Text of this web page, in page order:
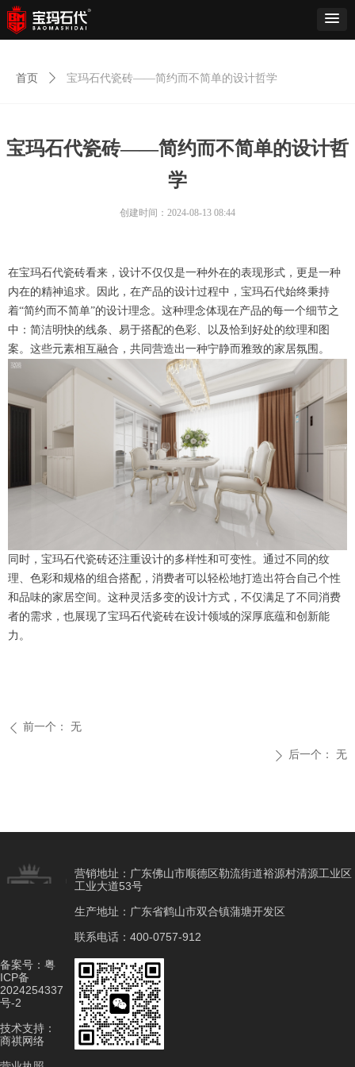
宝玛石代瓷砖——简约而不简单的设计哲
学
在宝玛石代瓷砖看来，设计不仅仅是一种外在的表现形式，更是一种
内在的精神追求。因此，在产品的设计过程中，宝玛石代始终秉持
着“简约而不简单”的设计理念。这种理念体现在产品的每一个细节之
中：简洁明快的线条、易于搭配的色彩、以及恰到好处的纹理和图
案。这些元素相互融合，共同营造出一种宁静而雅致的家居氛围。
同时，宝玛石代瓷砖还注重设计的多样性和可变性。通过不同的纹
理、色彩和规格的组合搭配，消费者可以轻松地打造出符合自己个性
和品味的家居空间。这种灵活多变的设计方式，不仅满足了不同消费
者的需求，也展现了宝玛石代瓷砖在设计领域的深厚底蕴和创新能
力。
首页 ꄲ 宝玛石代瓷砖——简约而不简单的设计哲学
创建时间： 2024-08-13 08:44
ꄴ 前一个： 无
ꄲ 后一个： 无
营销地址：广东佛山市顺德区勒流街道裕源村清源工业区
工业大道53号
生产地址：广东省鹤山市双合镇蒲塘开发区
联系电话：400-0757-912
备案号： 粤
ICP备
2024254337
号-2
技术支持：
商祺网络